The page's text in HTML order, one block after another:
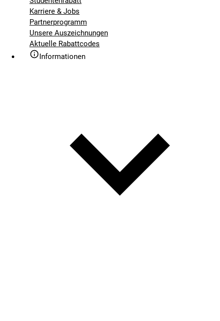
Karriere & Jobs
Partnerprogramm
Unsere Auszeichnungen
Aktuelle Rabattcodes
Informationen